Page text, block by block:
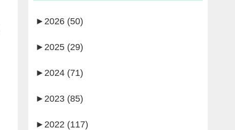
► 2026 (50)
► 2025 (29)
► 2024 (71)
► 2023 (85)
► 2022 (117)